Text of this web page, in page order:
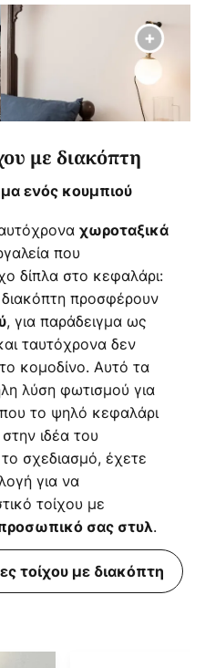
με διακόπτη
ενός κουμπιού
χωροταξικά
που
δίπλα στο κεφαλάρι:
προσφέρουν
, για παράδειγμα ως
ταυτόχρονα δεν
κομοδίνο. Αυτό τα
λύση φωτισμού για
το ψηλό κεφαλάρι
ιδέα του
σχεδιασμό, έχετε
για να
τοίχου με
σας στυλ.
τοίχου με διακόπτη